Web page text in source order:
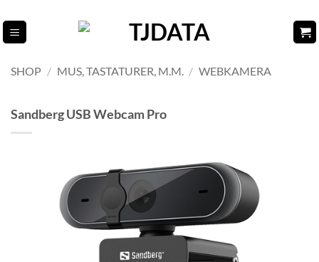
til
indhold
SHOP / MUS, TASTATURER, M.M. / WEBKAMERA
Sandberg USB Webcam Pro